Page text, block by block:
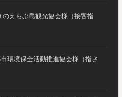
のえらぶ島観光協会様（接客指
環境保全活動推進協会様（指さ